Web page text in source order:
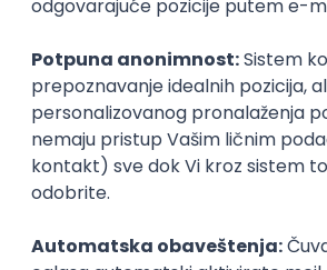
SENIORITET
NAČIN RADA
Najnoviji poslovi svakog
inboxu
Prijavi se